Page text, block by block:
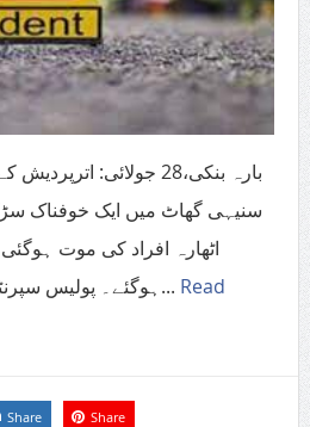
بارہ بنکی،28 جولائی:
سنیہی گھاٹ میں ایک خوفناک
ہوگئے۔ پولیس سپرنٹنڈٹ جمنا پرساد کے مطا... Read
Share Share